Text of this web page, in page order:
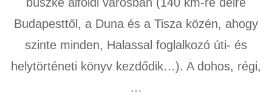
Budapesttől, a Duna és a Tisza közén, ahogy
szinte minden, Halassal foglalkozó úti- és
helytörténeti könyv kezdődik…). A dohos, régi,
…